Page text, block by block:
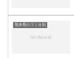
熊本県のゴミ分別